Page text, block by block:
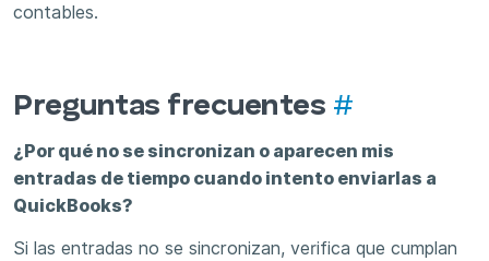
contables.
Preguntas frecuentes #
¿Por qué no se sincronizan o aparecen mis
entradas de tiempo cuando intento enviarlas a
QuickBooks?
Si las entradas no se sincronizan, verifica que cumplan